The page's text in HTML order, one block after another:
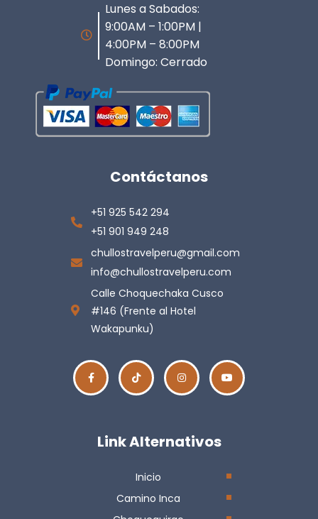
Lunes a Sabados:
9:00AM – 1:00PM |
4:00PM – 8:00PM
Domingo: Cerrado
Contáctanos
+51 925 542 294
+51 901 949 248
chullostravelperu@gmail.com
info@chullostravelperu.com
Calle Choquechaka Cusco
#146 (Frente al Hotel
Wakapunku)
Link Alternativos
Inicio
Camino Inca